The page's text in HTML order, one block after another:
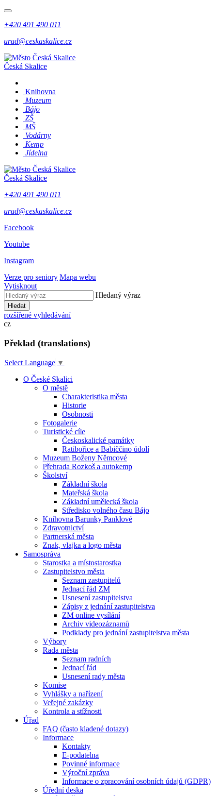
+420 491 490 011
urad@ceskaskalice.cz
Česká Skalice
Knihovna
Muzeum
Bájo
ZŠ
MŠ
Vodárny
Kemp
Jídelna
Česká Skalice
+420 491 490 011
urad@ceskaskalice.cz
Facebook
Youtube
Instagram
Verze pro seniory Mapa webu
Vytisknout
Hledaný výraz
Hledat
rozšířené vyhledávání
cz
Překlad (translations)
Select Language ▼
O České Skalici
O městě
Charakteristika města
Historie
Osobnosti
Fotogalerie
Turistické cíle
Českoskalické památky
Ratibořice a Babiččino údolí
Muzeum Boženy Němcové
Přehrada Rozkoš a autokemp
Školství
Základní škola
Mateřská škola
Základní umělecká škola
Středisko volného času Bájo
Knihovna Barunky Panklové
Zdravotnictví
Partnerská města
Znak, vlajka a logo města
Samospráva
Starostka a místostarostka
Zastupitelstvo města
Seznam zastupitelů
Jednací řád ZM
Usnesení zastupitelstva
Zápisy z jednání zastupitelstva
ZM online vysílání
Archiv videozáznamů
Podklady pro jednání zastupitelstva města
Výbory
Rada města
Seznam radních
Jednací řád
Usnesení rady města
Komise
Vyhlášky a nařízení
Veřejné zakázky
Kontrola a stížnosti
Úřad
FAQ (často kladené dotazy)
Informace
Kontakty
E-podatelna
Povinné informace
Výroční zpráva
Informace o zpracování osobních údajů (GDPR)
Úřední deska